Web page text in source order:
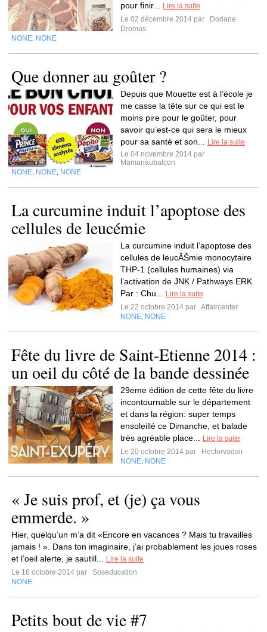
pour finir...
Lire la suite
Le 02 décembre 2014 par
Doriane
Dromas
NONE NONE
Que donner au goûter ?
Depuis que Mouette est à l’école je
me casse la tête sur ce qui est le
moins pire pour le goûter, pour
savoir qu’est-ce qui sera le mieux
pour sa santé et son...
Lire la suite
Le 04 novembre 2014 par
Mamanaubalcon
NONE NONE NONE
La curcumine induit l’apoptose des
cellules de leucémie
La curcumine induit l’apoptose des
cellules de leucĂŠmie monocytaire
THP-1 (cellules humaines) via
l’activation de JNK / Pathways ERK
Par : Chu...
Lire la suite
Le 22 octobre 2014 par Affaircenter
NONE NONE
Fête du livre de Saint-Etienne 2014 :
un oeil du côté de la bande dessinée
29eme édition de cette fête du livre
incontournable sur le département
et dans la région: super temps
ensoleillé ce Dimanche, et balade
très agréable place...
Lire la suite
Le 20 octobre 2014 par
Hectorvadair
NONE NONE
« Je suis prof, et (je) ça vous
emmerde. »
Hier, quelqu’un m’a dit «Encore en vacances ? Mais tu travailles
jamais ! ». Dans ton imaginaire, j’ai probablement les joues roses
et l’oeil alerte, je sautill...
Lire la suite
Le 16 octobre 2014 par
Soseducation
NONE
Petits bout de vie #7